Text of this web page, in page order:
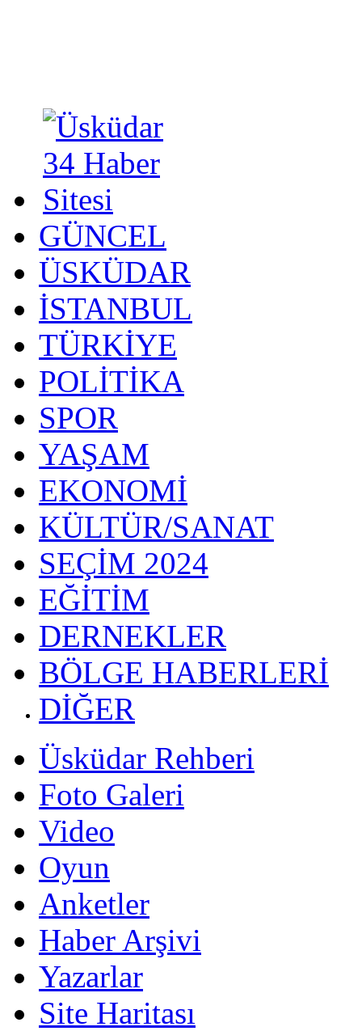
GÜNCEL
ÜSKÜDAR
İSTANBUL
TÜRKİYE
POLİTİKA
SPOR
YAŞAM
EKONOMİ
KÜLTÜR/SANAT
SEÇİM 2024
EĞİTİM
DERNEKLER
BÖLGE HABERLERİ
DİĞER
Üsküdar Rehberi
Foto Galeri
Video
Oyun
Anketler
Haber Arşivi
Yazarlar
Site Haritası